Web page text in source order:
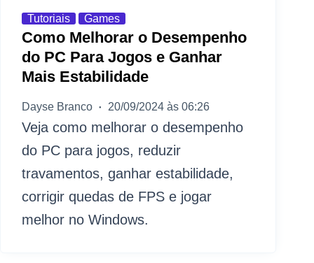
Tutoriais Games
Como Melhorar o Desempenho
do PC Para Jogos e Ganhar
Mais Estabilidade
Dayse Branco 20/09/2024 às 06:26
Veja como melhorar o desempenho
do PC para jogos, reduzir
travamentos, ganhar estabilidade,
corrigir quedas de FPS e jogar
melhor no Windows.